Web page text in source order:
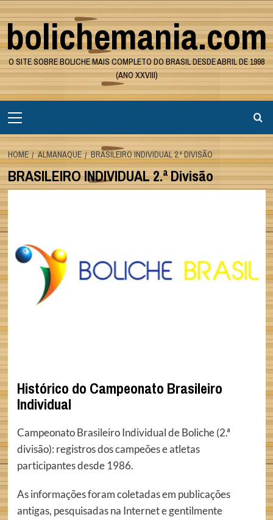
Skip
to
content
bolichemania.com
O SITE SOBRE BOLICHE MAIS COMPLETO DO BRASIL DESDE ABRIL DE 1998
(ANO XXVIII)
Menu
HOME ALMANAQUE BRASILEIRO INDIVIDUAL 2.ª DIVISÃO
BRASILEIRO INDIVIDUAL 2.ª Divisão
Histórico do Campeonato Brasileiro
Individual
Campeonato Brasileiro Individual de Boliche (2.ª
divisão): registros dos campeões e atletas
participantes desde 1986.
As informações foram coletadas em publicações
antigas, pesquisadas na Internet e gentilmente